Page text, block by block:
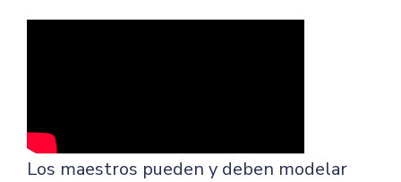
Los maestros pueden y deben modelar